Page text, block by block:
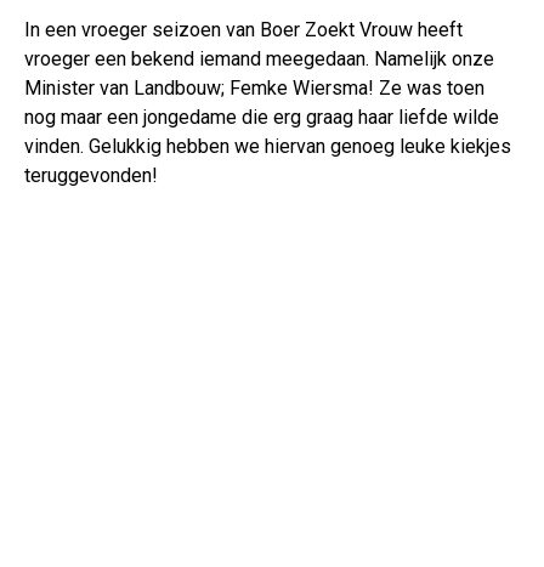
In een vroeger seizoen van Boer Zoekt Vrouw heeft
vroeger een bekend iemand meegedaan. Namelijk onze
Minister van Landbouw; Femke Wiersma! Ze was toen
nog maar een jongedame die erg graag haar liefde wilde
vinden. Gelukkig hebben we hiervan genoeg leuke kiekjes
teruggevonden!